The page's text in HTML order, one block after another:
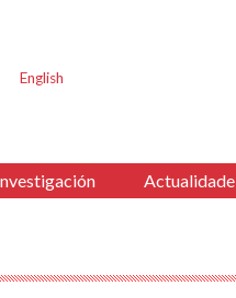
English
Actualidade